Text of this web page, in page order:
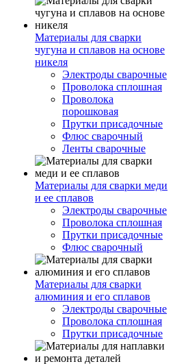
Материалы для сварки
чугуна и сплавов на основе
никеля
Электроды сварочные
Проволока сплошная
Проволока
порошковая
Прутки присадочные
Флюс сварочный
Ленты сварочные
Материалы для сварки меди
и ее сплавов
Электроды сварочные
Проволока сплошная
Прутки присадочные
Флюс сварочный
Материалы для сварки
алюминия и его сплавов
Электроды сварочные
Проволока сплошная
Прутки присадочные